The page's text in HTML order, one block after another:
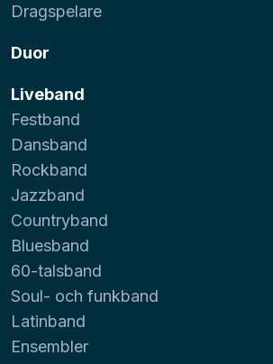
Dragspelare
Duor
Liveband
Festband
Dansband
Rockband
Jazzband
Countryband
Bluesband
60-talsband
Soul- och funkband
Latinband
Ensembler